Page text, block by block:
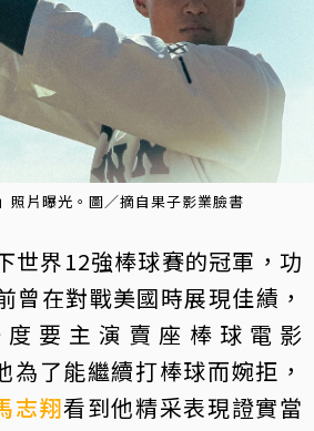
照片曝光。圖／摘自果子影業臉書
世界12強棒球賽的冠軍，功
曾在對戰美國時展現佳績，
要主演賣座棒球電影
為了能繼續打棒球而婉拒，
志翔看到他精采表現證實當